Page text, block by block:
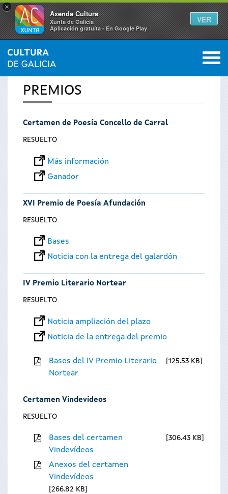
×
Axenda Cultura
Xunta de Galicia
Aplicación gratuíta - En Google Play
VER
Se
encuentra
usted
INICIO 0
PREMIOS
Certamen de Poesía Concello de Carral
RESUELTO
Más información
Ganador
XVI Premio de Poesía Afundación
RESUELTO
Bases
Noticia con la entrega del galardón
IV Premio Literario Nortear
RESUELTO
Noticia ampliación del plazo
Noticia de la entrega del premio
Bases del IV Premio Literario
Nortear
125.53 KB
Certamen Vindevídeos
RESUELTO
Bases del certamen
Vindevídeos
306.43 KB
Anexos del certamen
Vindevídeos
266.82 KB